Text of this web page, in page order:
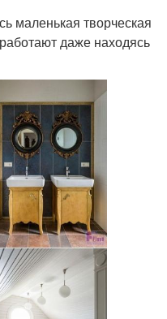
маленькая творческая
даже находясь